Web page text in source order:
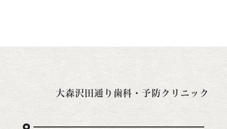
大森沢田通り歯科・予防クリニック